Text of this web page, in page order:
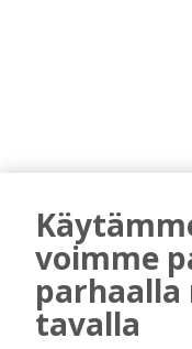
AIEMMIN AIHEESTA
tukea
voimme
parhaalla
tavalla